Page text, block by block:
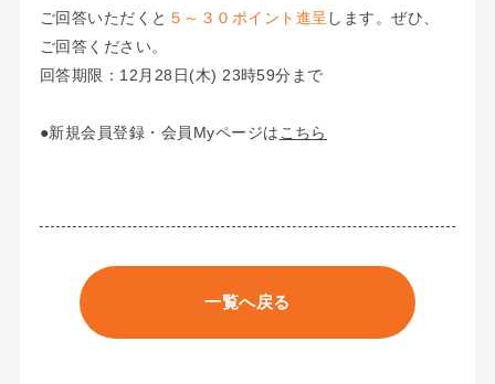
ご回答いただくと ５～３０ポイント進呈 します。ぜひ、
ご回答ください。
回答期限：12月28日(木) 23時59分まで
●新規会員登録・会員Myページはこちら
一覧へ戻る